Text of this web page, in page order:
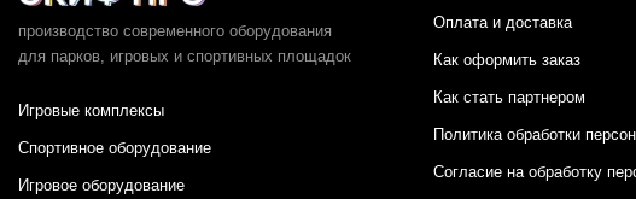
производство современного оборудования
для парков, игровых и спортивных площадок
Игровые комплексы
Спортивное оборудование
Игровое оборудование
Оплата и доставка
Как оформить заказ
Как стать партнером
Политика обработки
Согласие на обработку